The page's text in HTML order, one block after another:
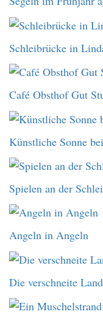
Schleibrücke in
Café Obsthof Gut
Künstliche Sonne
Spielen an der Schlei
Angeln in Angeln
Die verschneite